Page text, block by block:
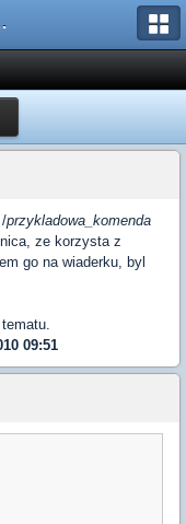
/przykladowa_komenda
ze korzysta z
go na wiaderku, byl
09:51